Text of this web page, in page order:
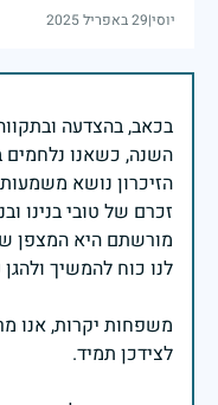
יוסי|29 באפריל 2025
בכאב, בהצדעה
השנה, כשאנו נלחמים
הזיכרון נושא
זכרם של טובי בנינו
מורשתם היא המצפן
משפחות יקרות, אנו